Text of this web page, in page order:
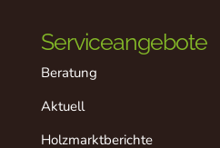
Serviceangebote
Beratung
Aktuell
Holzmarktberichte